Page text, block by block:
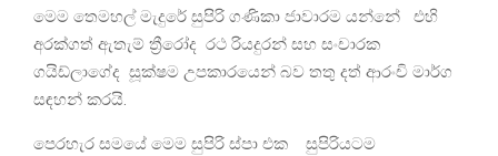
මෙම තෙමහල් මැදුරේ සුපිරි ගණිකා ජාවාරම යන්නේ එහි
අරක්ගත් ඇතැම් ත්‍රීරෝද රථ රියදුරන් සහ සංචාරක
ගයිඩ්ලාගේද සූක්ෂම උපකාරයෙන් බව තතු දත් ආරංචි මාර්ග
සඳහන් කරයි.
පෙරහැර සමයේ මෙම සුපිරි ස්පා එක සුපිරියටම